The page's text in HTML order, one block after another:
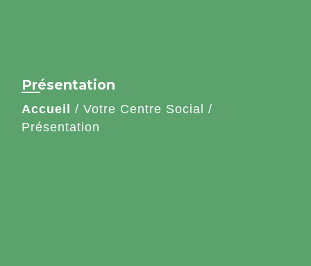
Présentation
Accueil / Votre Centre Social /
Présentation